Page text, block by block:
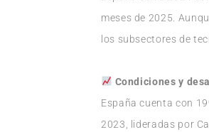
meses de 2025.
los subsectores de
Condiciones y
España cuenta con
2023, lideradas por